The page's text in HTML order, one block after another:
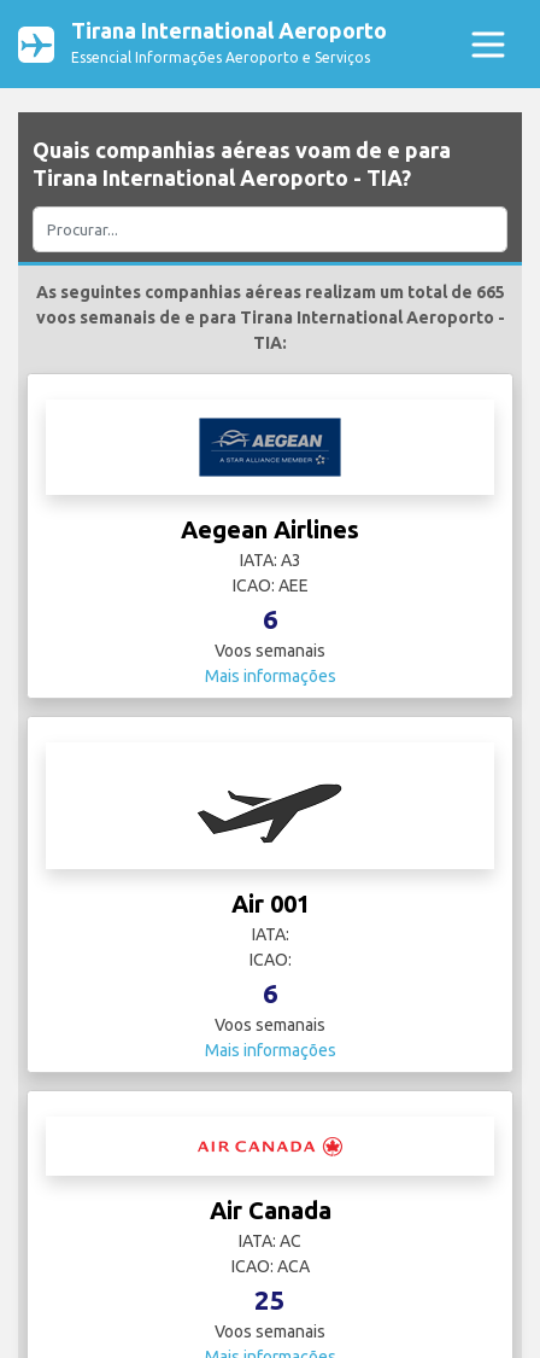
Tirana International Aeroporto
Essencial Informações Aeroporto e Serviços
Quais companhias aéreas voam de e para
Tirana International Aeroporto - TIA?
As seguintes companhias aéreas realizam um total de 665
voos semanais de e para Tirana International Aeroporto -
TIA:
Aegean Airlines
IATA: A3
ICAO: AEE
6
Voos semanais
Mais informações
Air 001
IATA:
ICAO:
6
Voos semanais
Mais informações
Air Canada
IATA: AC
ICAO: ACA
25
Voos semanais